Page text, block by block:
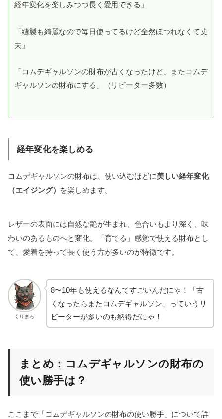
経年変化を楽しみつつ長く愛用できる」
「縫製も綺麗なので毎日使ってるけど全然ほつれなくて丈
夫」
「コムデギャルソンの財布が古くなったけど、またコムデ
ギャルソンの財布にする」（リピーター多数）
経年変化を楽しめる
コムデギャルソンの財布は、使い込むほどに美しい経年変化
（エイジング）
を楽しめます。
レザーの表面には自然な艶が生まれ、色合いもより深く、味
わいのあるものへと変化。「育てる」感覚で使える財布とし
て、愛着を持って長く使う方が多いのが特徴です。
くりまろ
8〜10年も使えるなんてすごいんだにゃ！「古
くなったらまたコムデギャルソン」っていうリ
ピーターが多いのも納得だにゃ！
まとめ：コムデギャルソンの財布の
使い勝手は？
ここまで「コムデギャルソンの財布の使い勝手」について詳